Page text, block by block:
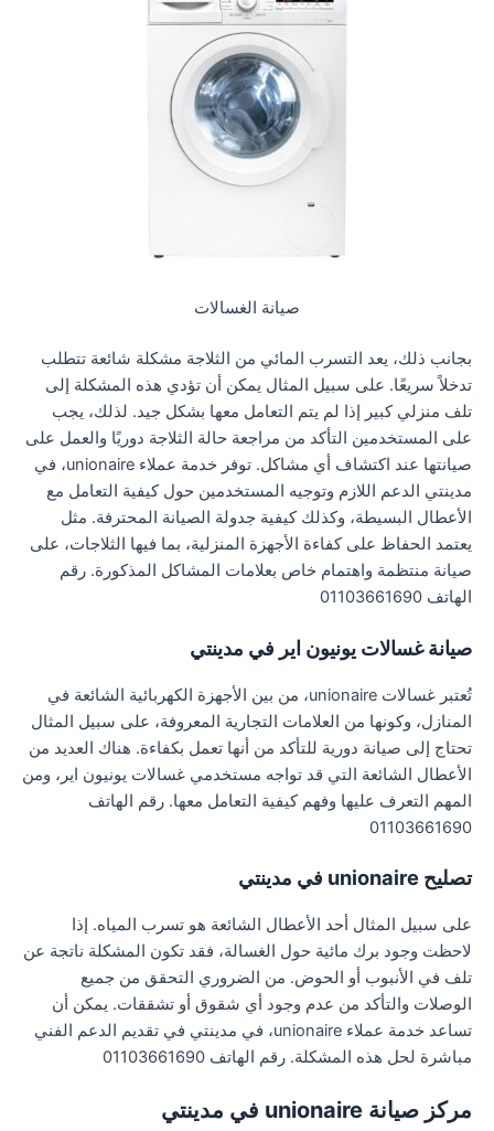
صيانة الغسالات
بجانب ذلك، يعد التسرب المائي من الثلاجة مشكلة شائعة تتطلب
تدخلاً سريعًا. على سبيل المثال يمكن أن تؤدي هذه المشكلة إلى
تلف منزلي كبير إذا لم يتم التعامل معها بشكل جيد. لذلك، يجب
على المستخدمين التأكد من مراجعة حالة الثلاجة دوريًا والعمل على
صيانتها عند اكتشاف أي مشاكل. توفر خدمة عملاء unionaire، في
مدينتي الدعم اللازم وتوجيه المستخدمين حول كيفية التعامل مع
الأعطال البسيطة، وكذلك كيفية جدولة الصيانة المحترفة. مثل
يعتمد الحفاظ على كفاءة الأجهزة المنزلية، بما فيها الثلاجات، على
صيانة منتظمة واهتمام خاص بعلامات المشاكل المذكورة. رقم
الهاتف 01103661690
صيانة غسالات يونيون اير في مدينتي
تُعتبر غسالات unionaire، من بين الأجهزة الكهربائية الشائعة في
المنازل، وكونها من العلامات التجارية المعروفة، على سبيل المثال
تحتاج إلى صيانة دورية للتأكد من أنها تعمل بكفاءة. هناك العديد من
الأعطال الشائعة التي قد تواجه مستخدمي غسالات يونيون اير، ومن
المهم التعرف عليها وفهم كيفية التعامل معها. رقم الهاتف
01103661690
تصليح unionaire في مدينتي
على سبيل المثال أحد الأعطال الشائعة هو تسرب المياه. إذا
لاحظت وجود برك مائية حول الغسالة، فقد تكون المشكلة ناتجة عن
تلف في الأنبوب أو الحوض. من الضروري التحقق من جميع
الوصلات والتأكد من عدم وجود أي شقوق أو تشققات. يمكن أن
تساعد خدمة عملاء unionaire، في مدينتي في تقديم الدعم الفني
مباشرة لحل هذه المشكلة. رقم الهاتف 01103661690
مركز صيانة unionaire في مدينتي